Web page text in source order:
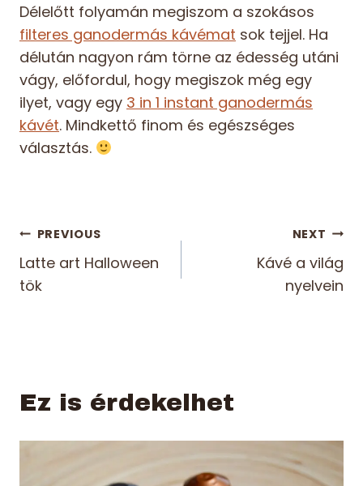
Délelőtt folyamán megiszom a szokásos
filteres ganodermás kávémat sok tejjel. Ha
délután nagyon rám törne az édesség utáni
vágy, előfordul, hogy megiszok még egy
ilyet, vagy egy 3 in 1 instant ganodermás
kávét. Mindkettő finom és egészséges
választás.
Bejegyzés
navigáció
PREVIOUS
Latte art Halloween
tök
NEXT
Kávé a világ
nyelvein
Ez is érdekelhet